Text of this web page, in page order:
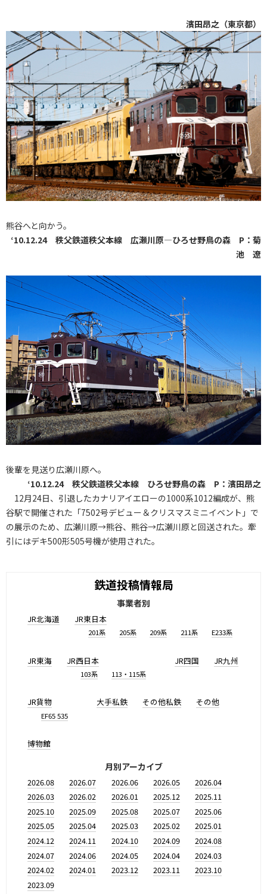
濱田昂之（東京都）
熊谷へと向かう。
‘10.12.24 秩父鉄道秩父本線 広瀬川原―ひろせ野鳥の森 P：菊
池 遼
後輩を見送り広瀬川原へ。
‘10.12.24 秩父鉄道秩父本線 ひろせ野鳥の森 P：濱田昂之
12月24日、引退したカナリアイエローの1000系1012編成が、熊
谷駅で開催された「7502号デビュー＆クリスマスミニイベント」で
の展示のため、広瀬川原→熊谷、熊谷→広瀬川原と回送された。牽
引にはデキ500形505号機が使用された。
鉄道投稿情報局
事業者別
JR北海道 JR東日本
201系 205系 209系 211系 E233系
JR東海 JR西日本
103系 113・115系
JR四国 JR九州
JR貨物
EF65 535
大手私鉄 その他私鉄 その他
博物館
月別アーカイブ
2026.08 2026.07 2026.06 2026.05
2026.04
2026.03
2026.02 2026.01 2025.12
2025.11
2025.10
2025.09 2025.08 2025.07
2025.06
2025.05
2025.04 2025.03 2025.02
2025.01
2024.12
2024.11 2024.10 2024.09
2024.08
2024.07
2024.06 2024.05 2024.04
2024.03
2024.02
2024.01 2023.12 2023.11
2023.10
2023.09